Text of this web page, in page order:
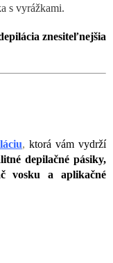
s vyrážkami.
znesiteľnejšia
, ktorá vám vydrží
depilačné pásiky,
vosku a aplikačné